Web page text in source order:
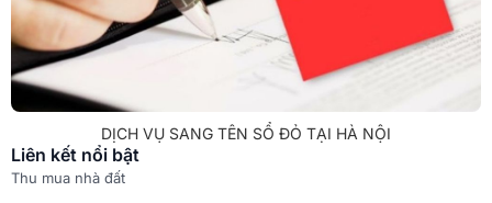
DỊCH VỤ SANG TÊN SỔ ĐỎ TẠI HÀ NỘI
Liên kết nổi bật
Thu mua nhà đất